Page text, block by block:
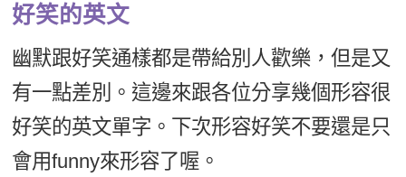
好笑的英文
幽默跟好笑通樣都是帶給別人歡樂，但是又
有一點差別。這邊來跟各位分享幾個形容很
好笑的英文單字。下次形容好笑不要還是只
會用funny來形容了喔。